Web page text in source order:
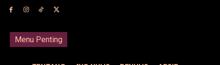
Menu Penting